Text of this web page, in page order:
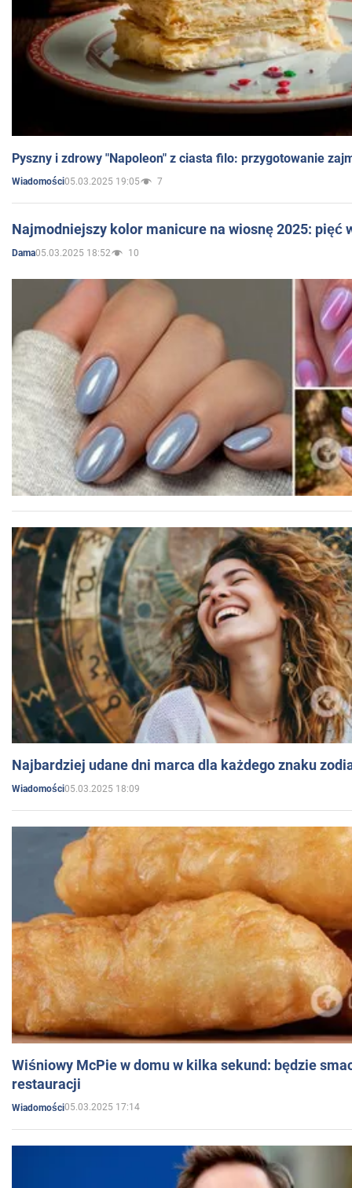
Pyszny i zdrowy "Napoleon" z ciasta filo: przygotowanie
Wiadomości05.03.2025 19:05 7
Najmodniejszy kolor manicure na wiosnę 2025: pięć
Dama05.03.2025 18:52 10
Najbardziej udane dni marca dla każdego znaku
Wiadomości05.03.2025 18:09
Wiśniowy McPie w domu w kilka sekund: będzie
restauracji
Wiadomości05.03.2025 17:14